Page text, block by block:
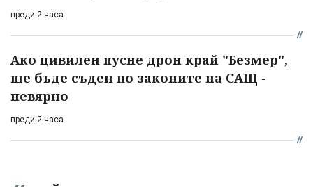
преди 2 часа
Ако цивилен пусне дрон край "Безмер",
ще бъде съден по законите на САЩ -
невярно
преди 2 часа